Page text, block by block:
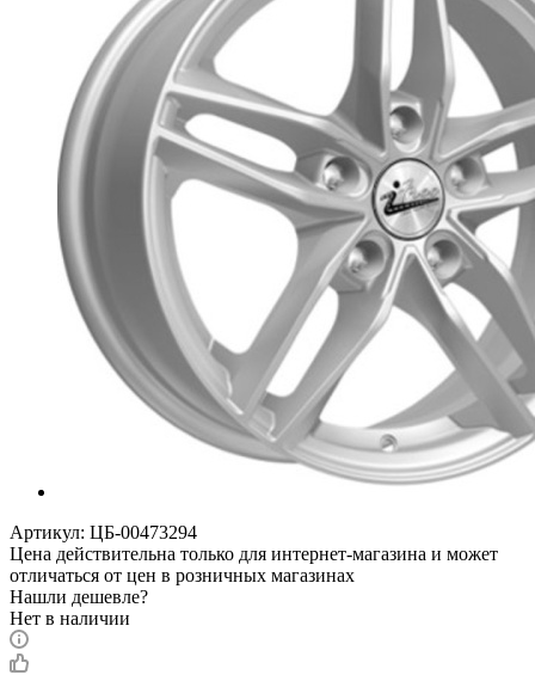
Артикул: ЦБ-00473294
Цена действительна только для интернет-магазина и может
отличаться от цен в розничных магазинах
Нашли дешевле?
Нет в наличии